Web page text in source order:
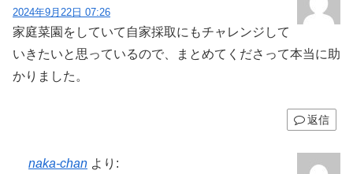
2024年9月22日 07:26
家庭菜園をしていて自家採取にもチャレンジして
いきたいと思っているので、まとめてくださって本当に助
かりました。
返信
naka-chan より: